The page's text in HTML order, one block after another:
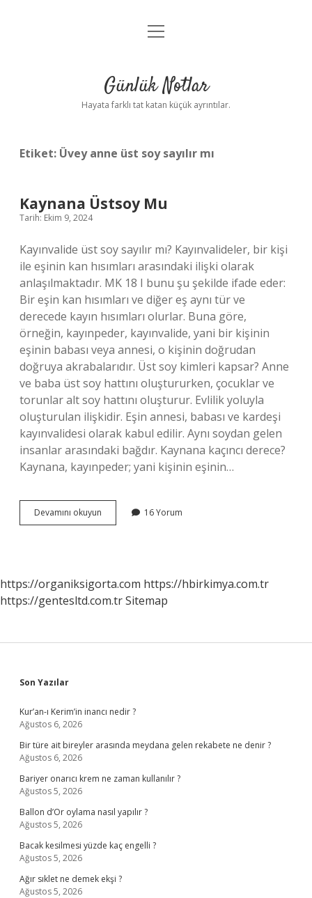
Anasayfa
Yasal Uyarı
menüyü
Günlük Notlar
Hayata farklı tat katan küçük ayrıntılar.
Etiket: Üvey anne üst soy sayılır mı
Kaynana Üstsoy Mu
Tarih: Ekim 9, 2024
Kayınvalide üst soy sayılır mı? Kayınvalideler, bir kişi
ile eşinin kan hısımları arasındaki ilişki olarak
anlaşılmaktadır. MK 18 I bunu şu şekilde ifade eder:
Bir eşin kan hısımları ve diğer eş aynı tür ve
derecede kayın hısımları olurlar. Buna göre,
örneğin, kayınpeder, kayınvalide, yani bir kişinin
eşinin babası veya annesi, o kişinin doğrudan
doğruya akrabalarıdır. Üst soy kimleri kapsar? Anne
ve baba üst soy hattını oluştururken, çocuklar ve
torunlar alt soy hattını oluşturur. Evlilik yoluyla
oluşturulan ilişkidir. Eşin annesi, babası ve kardeşi
kayınvalidesi olarak kabul edilir. Aynı soydan gelen
insanlar arasındaki bağdır. Kaynana kaçıncı derece?
Kaynana, kayınpeder; yani kişinin eşinin…
Devamını okuyun Kaynana
Üstsoy
16 Yorum
https://organiksigorta.com https://hbirkimya.com.tr
https://gentesltd.com.trSitemap
Sidebar
Son Yazılar
Kur’an-ı Kerim’in inancı nedir ?
Ağustos 6, 2026
Bir türe ait bireyler arasında meydana gelen rekabete ne denir ?
Ağustos 6, 2026
Bariyer onarıcı krem ne zaman kullanılır ?
Ağustos 5, 2026
Ballon d’Or oylama nasıl yapılır ?
Ağustos 5, 2026
Bacak kesilmesi yüzde kaç engelli ?
Ağustos 5, 2026
Ağır sıklet ne demek ekşi ?
Ağustos 5, 2026